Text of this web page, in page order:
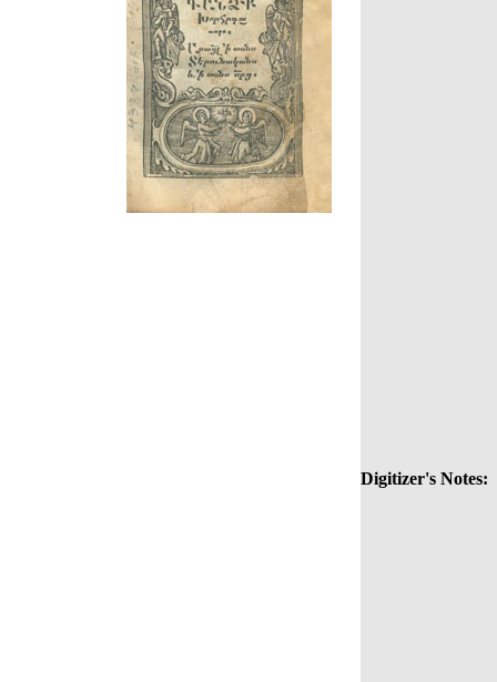
Digitizer's Notes: